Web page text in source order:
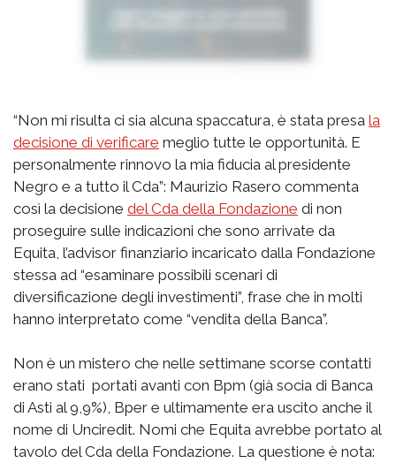
“Non mi risulta ci sia alcuna spaccatura, è stata presa la
decisione di verificare meglio tutte le opportunità. E
personalmente rinnovo la mia fiducia al presidente
Negro e a tutto il Cda”: Maurizio Rasero commenta
così la decisione del Cda della Fondazione di non
proseguire sulle indicazioni che sono arrivate da
Equita, l’advisor finanziario incaricato dalla Fondazione
stessa ad “esaminare possibili scenari di
diversificazione degli investimenti”, frase che in molti
hanno interpretato come “vendita della Banca”.
Non è un mistero che nelle settimane scorse contatti
erano stati portati avanti con Bpm (già socia di Banca
di Asti al 9,9%), Bper e ultimamente era uscito anche il
nome di Unciredit. Nomi che Equita avrebbe portato al
tavolo del Cda della Fondazione. La questione è nota: